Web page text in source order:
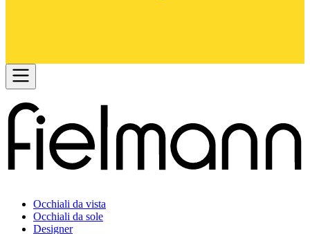
Occhiali da vista
Occhiali da sole
Designer